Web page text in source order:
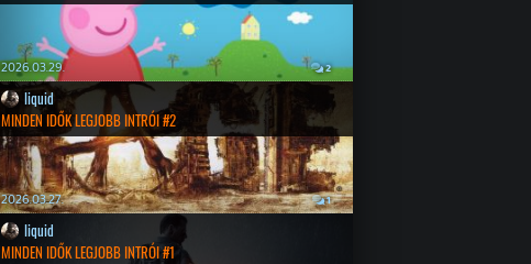
2026.03.29. 2
liquid
MINDEN IDŐK LEGJOBB INTRÓI #2
2026.03.27. 1
liquid
MINDEN IDŐK LEGJOBB INTRÓI #1